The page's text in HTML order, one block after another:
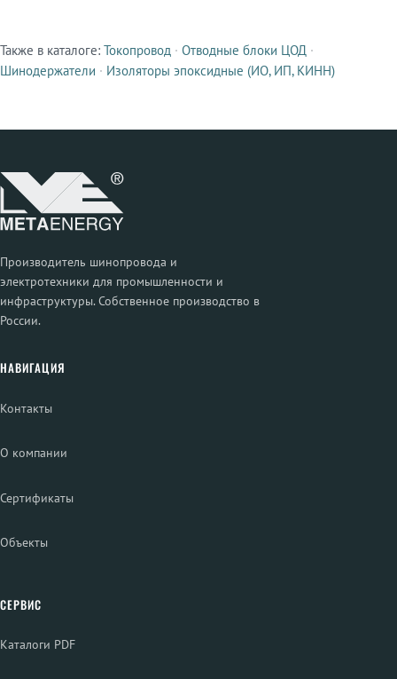
Смежные продукты
Также в каталоге: Токопровод · Отводные блоки ЦОД ·
Шинодержатели · Изоляторы эпоксидные (ИО, ИП, КИНН)
Производитель шинопровода и
электротехники для промышленности и
инфраструктуры. Собственное производство в
России.
НАВИГАЦИЯ
Контакты
О компании
Сертификаты
Объекты
СЕРВИС
Каталоги PDF